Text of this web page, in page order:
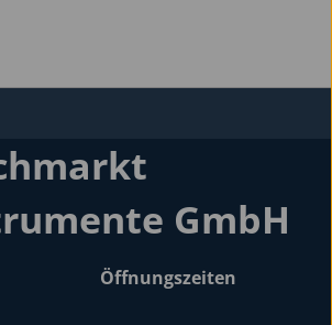
GmbH
Öffnungszeiten